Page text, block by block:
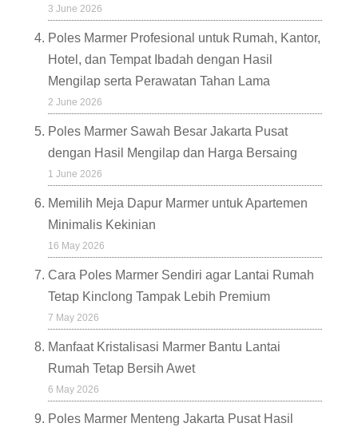
3 June 2026
Poles Marmer Profesional untuk Rumah, Kantor,
Hotel, dan Tempat Ibadah dengan Hasil
Mengilap serta Perawatan Tahan Lama
2 June 2026
Poles Marmer Sawah Besar Jakarta Pusat
dengan Hasil Mengilap dan Harga Bersaing
1 June 2026
Memilih Meja Dapur Marmer untuk Apartemen
Minimalis Kekinian
16 May 2026
Cara Poles Marmer Sendiri agar Lantai Rumah
Tetap Kinclong Tampak Lebih Premium
7 May 2026
Manfaat Kristalisasi Marmer Bantu Lantai
Rumah Tetap Bersih Awet
6 May 2026
Poles Marmer Menteng Jakarta Pusat Hasil